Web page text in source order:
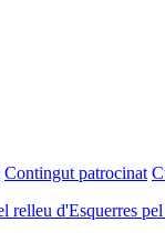
Contingut patrocinat